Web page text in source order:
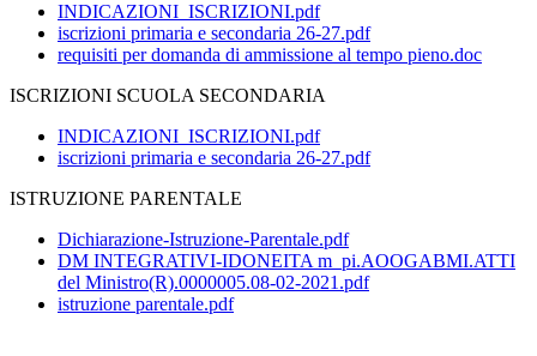
INDICAZIONI_ISCRIZIONI.pdf
iscrizioni primaria e secondaria 26-27.pdf
requisiti per domanda di ammissione al tempo pieno.doc
ISCRIZIONI SCUOLA SECONDARIA
INDICAZIONI_ISCRIZIONI.pdf
iscrizioni primaria e secondaria 26-27.pdf
ISTRUZIONE PARENTALE
Dichiarazione-Istruzione-Parentale.pdf
DM INTEGRATIVI-IDONEITA m_pi.AOOGABMI.ATTI
del Ministro(R).0000005.08-02-2021.pdf
istruzione parentale.pdf